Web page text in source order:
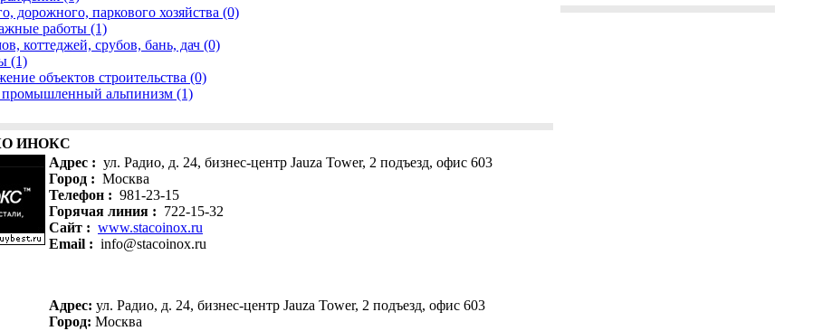
дорожного, паркового хозяйства (0)
работы (1)
коттеджей, срубов, бань, дач (0)
(1)
объектов строительства (0)
альпинизм (1)
ИНОКС
Адрес : ул. Радио, д. 24, бизнес-центр Jauza Tower, 2 подъезд, офис 603
Город : Москва
Телефон : 981-23-15
Горячая линия : 722-15-32
Сайт : www.stacoinox.ru
Email : info@stacoinox.ru
Адрес: ул. Радио, д. 24, бизнес-центр Jauza Tower, 2 подъезд, офис 603
Город: Москва